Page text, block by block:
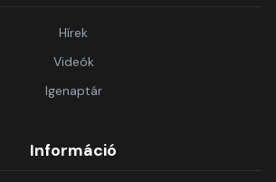
Hírek
Videók
Igenaptár
Információ